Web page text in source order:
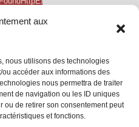
aux
nous utilisons des technologies
accéder aux informations des
nous permettra de traiter
de navigation ou les ID uniques
ou de retirer son consentement peut
et fonctions.